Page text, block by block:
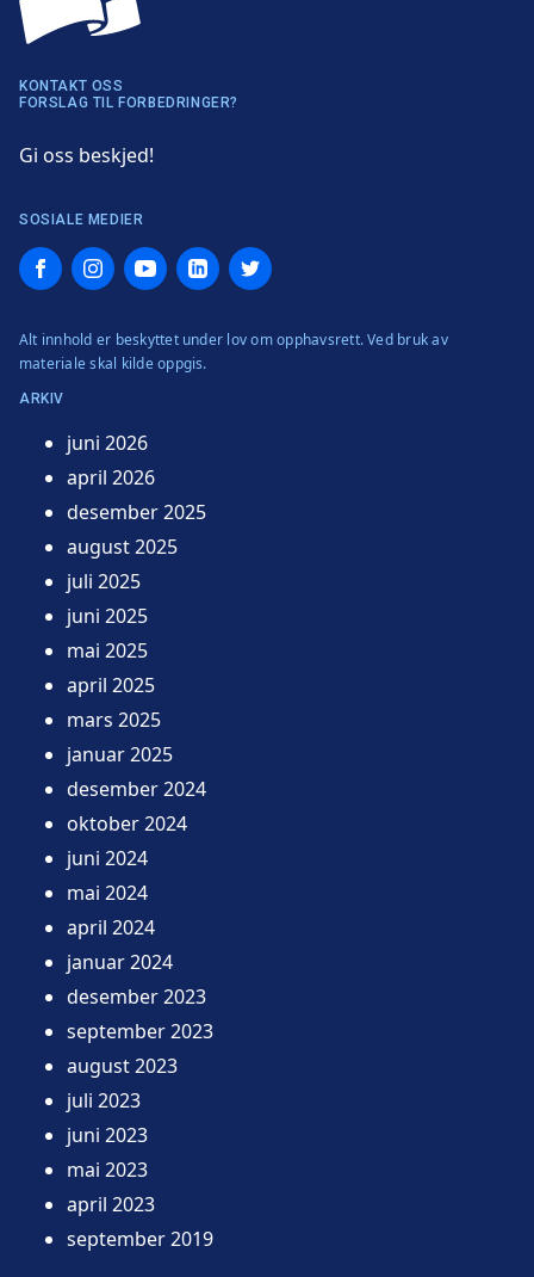
KONTAKT OSS
FORSLAG TIL FORBEDRINGER?
Gi oss beskjed!
SOSIALE MEDIER
FacebookInstagramYouTubeLinkedInTwitter
Alt innhold er beskyttet under lov om opphavsrett. Ved bruk av
materiale skal kilde oppgis.
ARKIV
juni 2026
april 2026
desember 2025
august 2025
juli 2025
juni 2025
mai 2025
april 2025
mars 2025
januar 2025
desember 2024
oktober 2024
juni 2024
mai 2024
april 2024
januar 2024
desember 2023
september 2023
august 2023
juli 2023
juni 2023
mai 2023
april 2023
september 2019